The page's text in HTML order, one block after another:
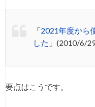
「2021年度から
した 」(2010/6/
要点はこうです。